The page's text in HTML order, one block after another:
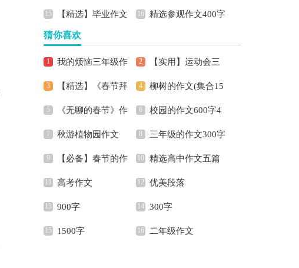
文400字三篇 作文400字四篇
【精选】毕业作文
400字3篇
精选参观作文400字
猜你喜欢
我的烦恼三年级作
文
【实用】运动会三
年级作文四篇
【精选】《春节拜
年》作文600字3篇
柳树的作文(集合15
篇)
《无聊的春节》作
文600字合集5篇
校园的作文600字4
篇
秋游植物园作文 三年级的作文300字
锦集五篇
【必备】春节的作
文600字汇总十篇
精选高中作文五篇
高考作文 优美段落
900字 300字
1500字 二年级作文